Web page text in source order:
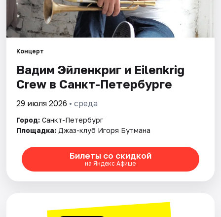
Города
Площадки
Артисты
Концерт
Вадим Эйленкриг и Eilenkrig
Crew в Санкт-Петербурге
29 июля 2026 • среда
Город: Санкт-Петербург
Площадка: Джаз-клуб Игоря Бутмана
Билеты со скидкой
на Яндекс Афише